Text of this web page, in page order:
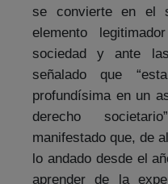
se convierte en el
elemento
sociedad y ante
señalado que
profundísima en un
derecho
manifestado que, de
lo andado desde el
aprender de la